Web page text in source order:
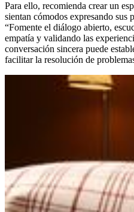
Para ello, recomienda crear un
sientan cómodos expresando sus
“Fomente el diálogo abierto,
empatía y validando las
conversación sincera puede
facilitar la resolución de